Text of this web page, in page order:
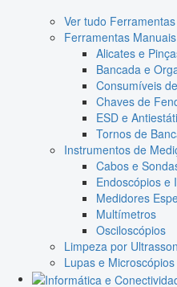
Ver tudo
Ferramentas Manuais
Alicates e
Bancada e
Consumíveis
Chaves de
ESD e
Tornos de
Instrumentos de
Cabos e
Endoscópios e
Medidores
Multímetros
Osciloscópios
Limpeza por
Lupas e Microscópios